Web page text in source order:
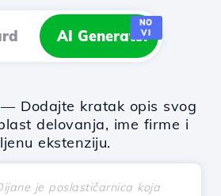
AI Generator
NO
VI
— Dodajte kratak opis svog
delovanja, ime firme i
ekstenziju.